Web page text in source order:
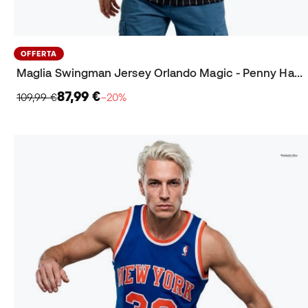
OFFERTA
Maglia Swingman Jersey Orlando Magic - Penny Hardaway 1994-95
109,99 €87,99 €−20%